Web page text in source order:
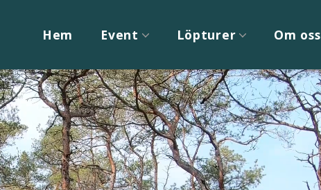
Hem Event Löpturer Om oss